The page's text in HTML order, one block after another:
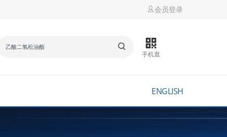
会员登录
手机逛
ENGLISH